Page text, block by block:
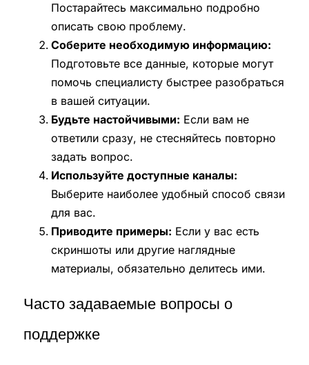
Постарайтесь максимально подробно
описать свою проблему.
Соберите необходимую информацию:
Подготовьте все данные, которые могут
помочь специалисту быстрее разобраться
в вашей ситуации.
Будьте настойчивыми: Если вам не
ответили сразу, не стесняйтесь повторно
задать вопрос.
Используйте доступные каналы:
Выберите наиболее удобный способ связи
для вас.
Приводите примеры: Если у вас есть
скриншоты или другие наглядные
материалы, обязательно делитесь ими.
Часто задаваемые вопросы о
поддержке